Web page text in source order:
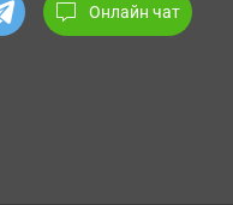
Онлайн чат